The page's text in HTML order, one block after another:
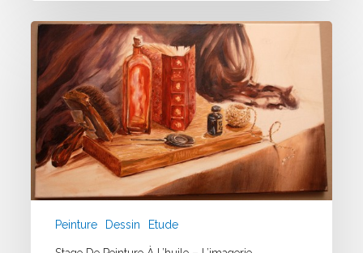
Stage
peinture
à
l’huile
–
L’imagerie
Peinture Dessin Etude